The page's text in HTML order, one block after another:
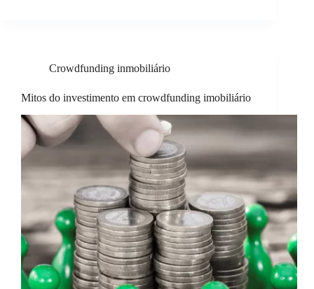
Crowdfunding inmobiliário
Mitos do investimento em crowdfunding imobiliário